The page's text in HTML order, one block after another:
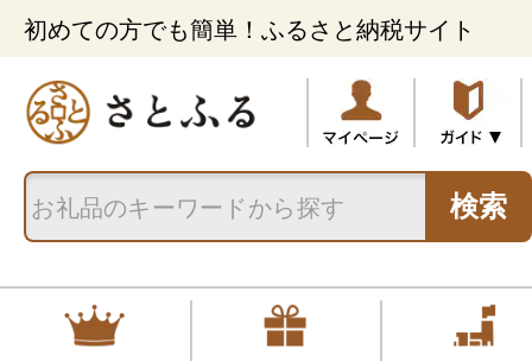
初めての方でも簡単！ふるさと納税サイト
検索